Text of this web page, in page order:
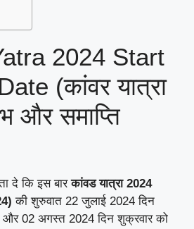
2024 Start
(कांवर यात्रा
और समाप्ति
दे कि इस बारकांवड यात्रा 2024
की शुरुवात 22 जुलाई 2024 दिन
और 02 अगस्त 2024 दिन शुक्रवार को